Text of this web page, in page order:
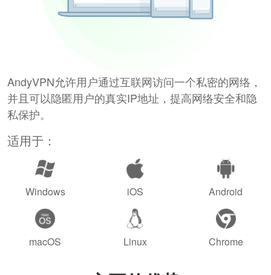
AndyVPN允许用户通过互联网访问一个私密的网络，
并且可以隐匿用户的真实IP地址，提高网络安全和隐
私保护。
适用于：
Windows iOS Android
macOS Linux Chrome